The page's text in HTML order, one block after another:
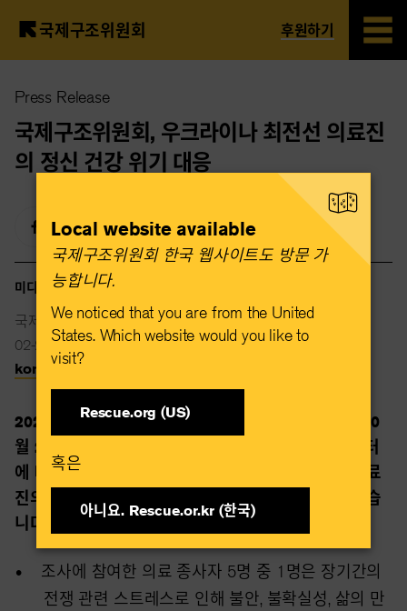
main
content
국제구조위원회 후원하기
Press Release
국제구조위원회, 우크라이나 최전선 의료진
의 정신 건강 위기 대응
미디어 연락처
국제구조위원회
02-2088-2015
korea@rescue.org
2024년 11월 14일 —키예프, 우크라이나, 2024년 10
월 28일 - 국제구조위원회(IRC)가 조사한 최신 데이터
에 따르면, 러시아의 전면적인 침공이 우크라이나 의료
진의 정신 건강에 심각한 영향을 미친 것으로 나타났습
니다.
조사에 참여한 의료 종사자 5명 중 1명은 장기간의
전쟁 관련 스트레스로 인해 불안, 불확실성, 삶의 만
Local website available
국제구조위원회 한국 웹사이트도 방문 가
능합니다.​
We noticed that you are from the United
States. Which website would you like to
visit?
Rescue.org (US)
혹은​
아니요. Rescue.or.kr (한국)​